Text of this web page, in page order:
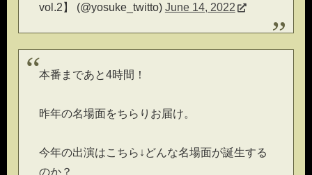
vol.2】 (@yosuke_twitto) June 14, 2022
本番まであと4時間！
昨年の名場面をちらりお届け。
今年の出演はこちら↓どんな名場面が誕生する
のか？